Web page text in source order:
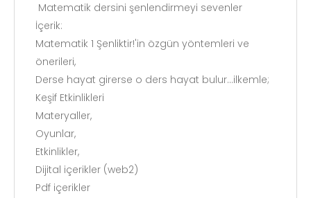
Matematik dersini şenlendirmeyi sevenler
İçerik:
Matematik 1 Şenliktir!'in özgün yöntemleri ve
önerileri,
Derse hayat girerse o ders hayat bulur...ilkemle;
Keşif Etkinlikleri
Materyaller,
Oyunlar,
Etkinlikler,
Dijital içerikler (web2)
Pdf içerikler